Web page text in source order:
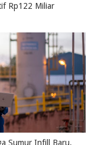
Rp122 Miliar
Sumur Infill Baru,